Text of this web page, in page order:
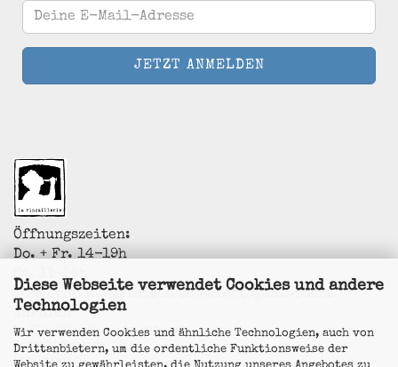
Diese Webseite verwendet Cookies und andere
Technologien
Wir verwenden Cookies und ähnliche Technologien, auch von
Drittanbietern, um die ordentliche Funktionsweise der
Öffnungszeiten:
Do. + Fr. 14-19h
Sa. 11-14h
Sonderöffnungszeiten zu Feiertagen...sonst
anrufen!
La Vincaillerie - vin naturel
Surk-ki Schrade
Leostrasse 57